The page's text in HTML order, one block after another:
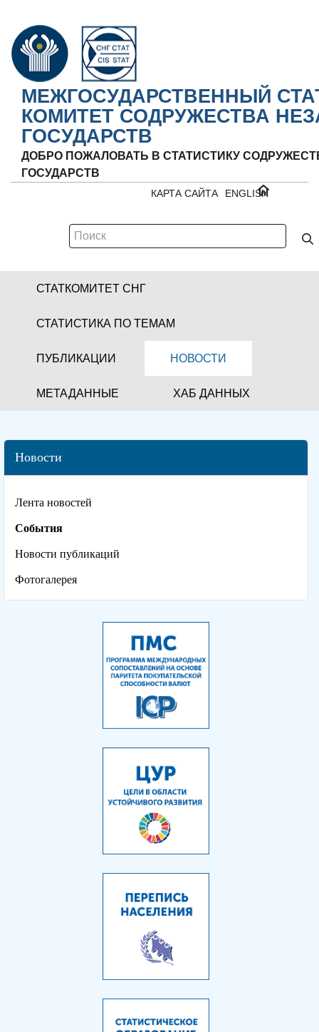
МЕЖГОСУДАРСТВЕННЫЙ
КОМИТЕТ СОДРУЖЕСТВА
ГОСУДАРСТВ
ДОБРО ПОЖАЛОВАТЬ В СТАТИСТИКУ
ГОСУДАРСТВ
ENGLISH
КАРТА САЙТА
СТАТКОМИТЕТ СНГ
СТАТИСТИКА ПО ТЕМАМ
ПУБЛИКАЦИИ НОВОСТИ
МЕТАДАННЫЕ ХАБ ДАННЫХ
Новости
Лента новостей
События
Новости публикаций
Фотогалерея